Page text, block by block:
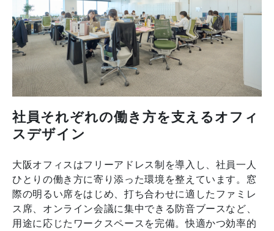
社員それぞれの働き方を支えるオフィ
スデザイン
大阪オフィスはフリーアドレス制を導入し、社員一人
ひとりの働き方に寄り添った環境を整えています。窓
際の明るい席をはじめ、打ち合わせに適したファミレ
ス席、オンライン会議に集中できる防音ブースなど、
用途に応じたワークスペースを完備。快適かつ効率的